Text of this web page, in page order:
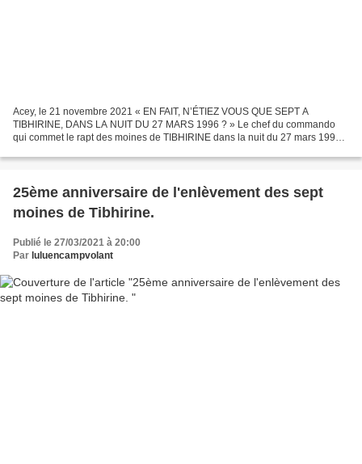
Acey, le 21 novembre 2021 « EN FAIT, N’ÉTIEZ VOUS QUE SEPT A
TIBHIRINE, DANS LA NUIT DU 27 MARS 1996 ? » Le chef du commando
qui commet le rapt des moines de TIBHIRINE dans la nuit du 27 mars 1996,
25ème anniversaire de l'enlèvement des sept
moines de Tibhirine.
Publié le 27/03/2021 à 20:00
Par luluencampvolant